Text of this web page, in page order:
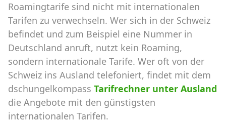
Roamingtarife sind nicht mit internationalen
Tarifen zu verwechseln. Wer sich in der Schweiz
befindet und zum Beispiel eine Nummer in
Deutschland anruft, nutzt kein Roaming,
sondern internationale Tarife. Wer oft von der
Schweiz ins Ausland telefoniert, findet mit dem
dschungelkompass Tarifrechner unter Ausland
die Angebote mit den günstigsten
internationalen Tarifen.